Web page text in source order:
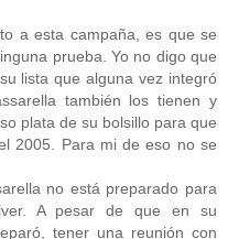
a esta campaña, es que se
prueba. Yo no digo que
lista que alguna vez integró
también los tienen y
plata de su bolsillo para que
2005. Para mi de eso no se
no está preparado para
A pesar de que en su
tener una reunión con